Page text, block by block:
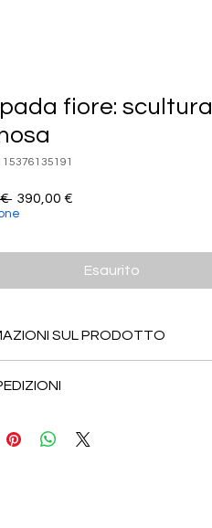
fiore: scultura
€ Prezzo
regolare
390,00 €
Esaurito
SUL PRODOTTO